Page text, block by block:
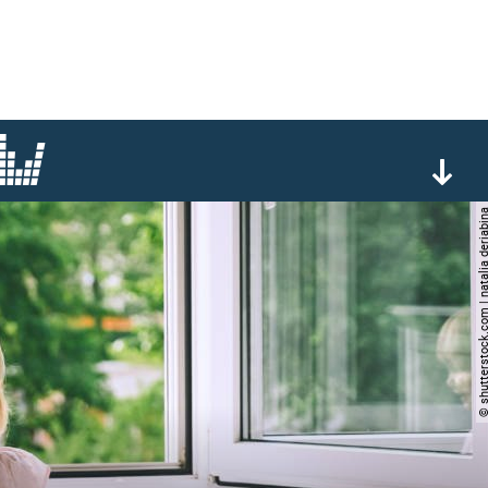
© shutterstock.com | natalia deriabina